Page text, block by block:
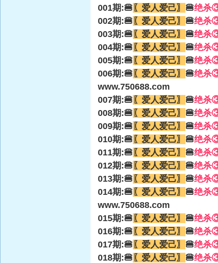
001期:🍔 〖爱人爱己〗 🍔绝杀
002期:🍔 〖爱人爱己〗 🍔绝杀
003期:🍔 〖爱人爱己〗 🍔绝杀
004期:🍔 〖爱人爱己〗 🍔绝杀
005期:🍔 〖爱人爱己〗 🍔绝杀
006期:🍔 〖爱人爱己〗 🍔绝杀
www.750688.com
007期:🍔 〖爱人爱己〗 🍔绝杀
008期:🍔 〖爱人爱己〗 🍔绝杀
009期:🍔 〖爱人爱己〗 🍔绝杀
010期:🍔 〖爱人爱己〗 🍔绝杀
011期:🍔 〖爱人爱己〗 🍔绝杀
012期:🍔 〖爱人爱己〗 🍔绝杀
013期:🍔 〖爱人爱己〗 🍔绝杀
014期:🍔 〖爱人爱己〗 🍔绝杀
www.750688.com
015期:🍔 〖爱人爱己〗 🍔绝杀
016期:🍔 〖爱人爱己〗 🍔绝杀
017期:🍔 〖爱人爱己〗 🍔绝杀
018期:🍔 〖爱人爱己〗 🍔绝杀